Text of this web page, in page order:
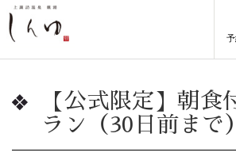
【公式限定】朝食
ラン（30日前まで）